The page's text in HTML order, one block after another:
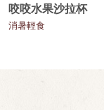
咬咬水果沙拉杯
消暑輕食